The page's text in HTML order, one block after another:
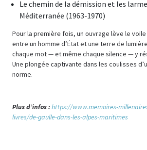
Le chemin de la démission et les
Méditerranée (1963-1970)
Pour la première fois, un ouvrage lève le
entre un homme d’État et une terre de
chaque mot — et même chaque silence — y
Une plongée captivante dans les coulisses
norme.
Plus d’infos :https://www.memoires-
livres/de-gaulle-dans-les-alpes-maritimes